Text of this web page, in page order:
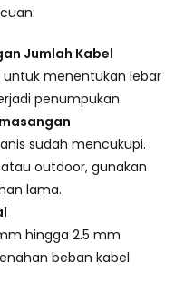
Jumlah Kabel
menentukan lebar
penumpukan.
sudah mencukupi.
outdoor, gunakan
lama.
hingga 2.5 mm
beban kabel